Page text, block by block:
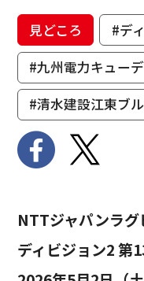
見どころ
#デ
#九州電力キュー
#清水建設江東ブ
NTTジャパンラ
ディビジョン2 第